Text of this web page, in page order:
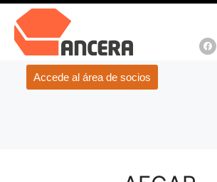
Accede al área de socios